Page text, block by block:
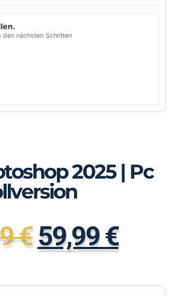
den nächsten Schritten
2025 | Pc
€ 59,99€